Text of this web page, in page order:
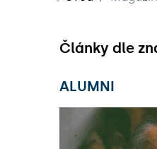
Články dle
ALUMNI